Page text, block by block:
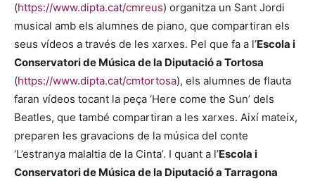
(https://www.dipta.cat/cmreus) organitza un Sant Jordi
musical amb els alumnes de piano, que compartiran els
seus vídeos a través de les xarxes. Pel que fa a l’Escola i
Conservatori de Música de la Diputació a Tortosa
(https://www.dipta.cat/cmtortosa), els alumnes de flauta
faran vídeos tocant la peça ‘Here come the Sun’ dels
Beatles, que també compartiran a les xarxes. Així mateix,
preparen les gravacions de la música del conte
‘L’estranya malaltia de la Cinta’. I quant a l’Escola i
Conservatori de Música de la Diputació a Tarragona